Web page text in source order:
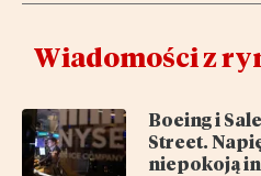
Wiadomości z
Boeing i
Street.
niepokoją